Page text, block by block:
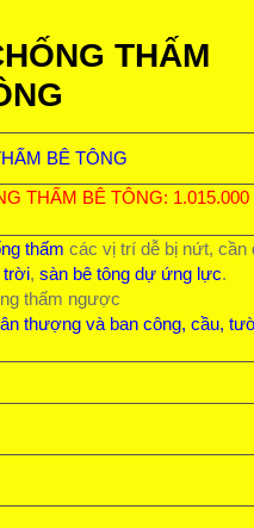
THẤM
BÊ TÔNG
THẤM BÊ TÔNG:
thấm các vị trí dễ bị nứt, cần
trời, sàn bê tông dự ứng lực.
thấm ngược
thượng và ban công, cầu,